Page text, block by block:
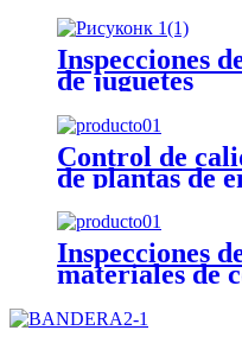
Inspecciones
de juguetes
Control de
de plantas de
Inspecciones
materiales de